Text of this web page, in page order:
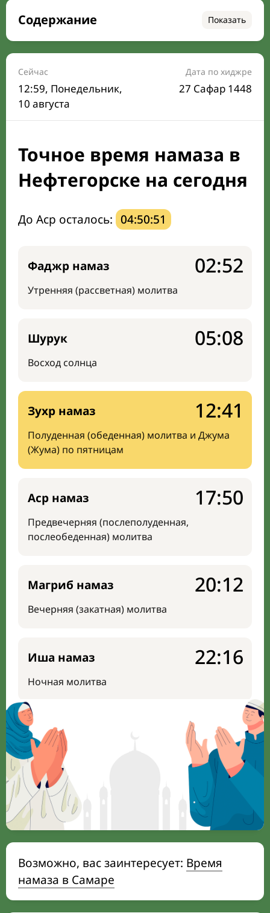
Содержание Показать
Время намаза на сегодня
Расписание на месяц
Время Сухура и Ифтара на сегодня
Календарь рамадана
Направление киблы
Сейчас
12:59, Понедельник,
10 августа
Дата по хиджре
27 Сафар 1448
Точное время намаза в
Нефтегорске на сегодня
До Аср осталось: 04:50:50
Фаджр намаз
Утренняя (рассветная) молитва
02:52
Шурук
Восход солнца
05:08
Зухр намаз
Полуденная (обеденная) молитва и Джума
(Жума) по пятницам
12:41
Аср намаз
Предвечерняя (послеполуденная,
послеобеденная) молитва
17:50
Магриб намаз
Вечерняя (закатная) молитва
20:12
Иша намаз
Ночная молитва
22:16
Возможно, вас заинтересует: Время
намаза в Самаре